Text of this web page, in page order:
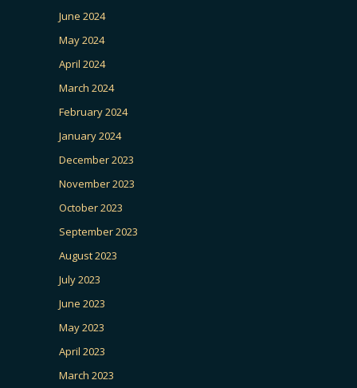
June 2024
May 2024
April 2024
March 2024
February 2024
January 2024
December 2023
November 2023
October 2023
September 2023
August 2023
July 2023
June 2023
May 2023
April 2023
March 2023